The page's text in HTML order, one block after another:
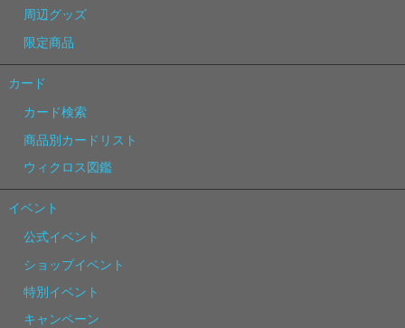
周辺グッズ
限定商品
カード
カード検索
商品別カードリスト
ウィクロス図鑑
イベント
公式イベント
ショップイベント
特別イベント
キャンペーン